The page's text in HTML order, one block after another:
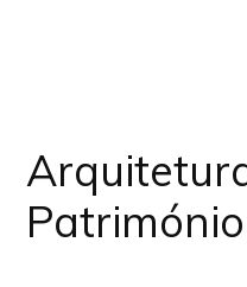
content
Património